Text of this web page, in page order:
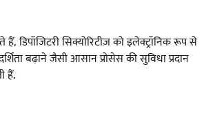
डिपॉजिटरी सिक्योरिटीज़ को इलेक्ट्रॉनिक रूप से
बढ़ाने जैसी आसान प्रोसेस की सुविधा प्रदान
हैं.